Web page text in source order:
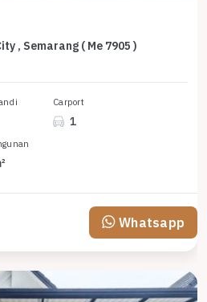
, Semarang ( Me 7905 )
Carport
1
Whatsapp